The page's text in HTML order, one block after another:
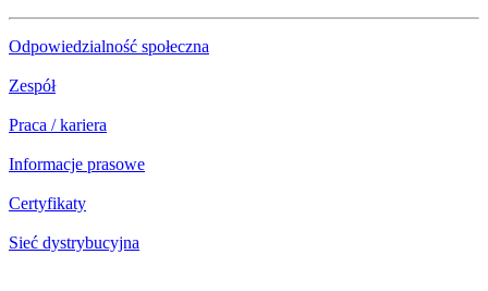
Odpowiedzialność społeczna
Zespół
Praca / kariera
Informacje prasowe
Certyfikaty
Sieć dystrybucyjna